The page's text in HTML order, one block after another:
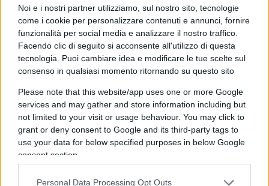
Noi e i nostri partner utilizziamo, sul nostro sito, tecnologie
come i cookie per personalizzare contenuti e annunci, fornire
funzionalità per social media e analizzare il nostro traffico.
Facendo clic di seguito si acconsente all'utilizzo di questa
tecnologia. Puoi cambiare idea e modificare le tue scelte sul
consenso in qualsiasi momento ritornando su questo sito
Please note that this website/app uses one or more Google
services and may gather and store information including but
not limited to your visit or usage behaviour. You may click to
grant or deny consent to Google and its third-party tags to
use your data for below specified purposes in below Google
consent section.
Personal Data Processing Opt Outs
dell’informazione. In fondo cos’è la modalità
«copia-incolla» con cui si formano le nuove
generazioni a scuola, se non una nuova
declinazione della bassa qualità musicale o
fotografica? Un artificio tecnologico, per rendere
tutto più facile e semplice per tutti? «Per molto
tempo – scrive Mantellini – abbiamo immaginato
la tecnologia in una relazione lineare con la
qualità della nostra vita. All’aumentare dell’una
cresceva l’altra. È evidente che non è così, bastano